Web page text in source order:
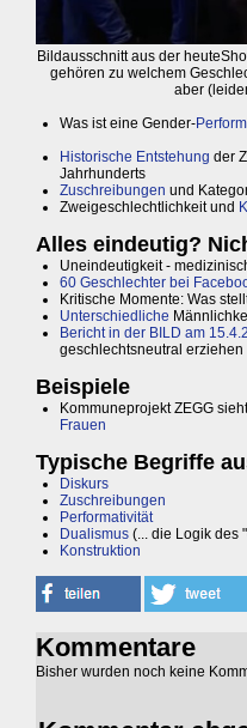
Bildausschnitt aus der
gehören zu welchem
aber
Was ist eine Gender-
Historische Entstehung der
Jahrhunderts
Zuschreibungen und
Zweigeschlechtlichkeit und
Alles eindeutig?
Uneindeutigkeit -
60 Geschlechter bei
Kritische Momente: Was
Unterschiedliche
Bericht in der BILD am
geschlechtsneutral erziehen
Beispiele
Kommuneprojekt ZEGG
Frauen
Typische Begriffe
Diskurs
Zuschreibungen
Performativität
Dualismus (... die Logik des
Konstruktion
Kommentare
Bisher wurden noch keine